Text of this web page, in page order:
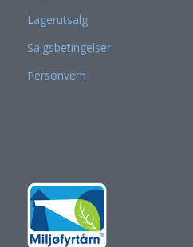
Lagerutsalg
Salgsbetingelser
Personvern